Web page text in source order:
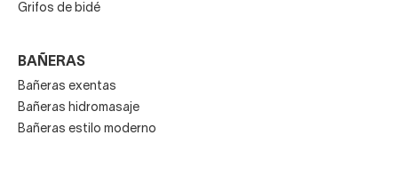
Grifos de bidé
BAÑERAS
Bañeras exentas
Bañeras hidromasaje
Bañeras estilo moderno